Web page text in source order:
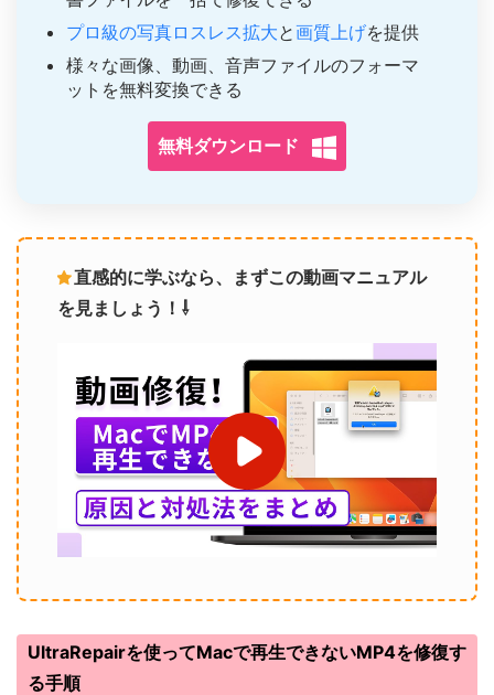
プロ級の写真ロスレス拡大と画質上げを提供
様々な画像、動画、音声ファイルのフォーマ
ットを無料変換できる
無料ダウンロード
直感的に学ぶなら、まずこの動画マニュアル
を見ましょう！⇩
UltraRepairを使ってMacで再生できないMP4を修復す
る手順